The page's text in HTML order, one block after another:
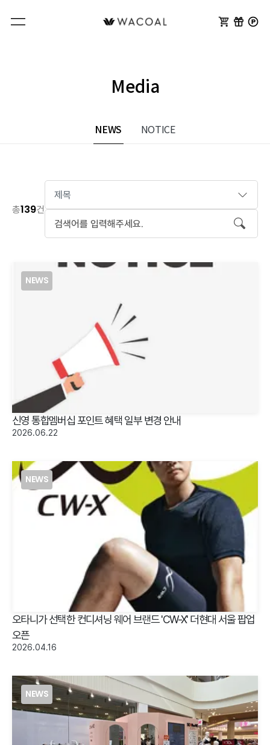
Media
NEWS NOTICE
총139건
제목
NEWS
신영 통합멤버십 포인트 혜택 일부 변경 안내
2026.06.22
NEWS
오타니가 선택한 컨디셔닝 웨어 브랜드 'CW-X' 더현대 서울 팝업
오픈
2026.04.16
NEWS